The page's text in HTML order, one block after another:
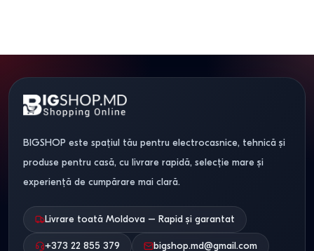
BIGSHOP este spațiul tău pentru electrocasnice, tehnică și
produse pentru casă, cu livrare rapidă, selecție mare și
experiență de cumpărare mai clară.
Livrare toată Moldova – Rapid și garantat
+373 22 855 379 bigshop.md@gmail.com